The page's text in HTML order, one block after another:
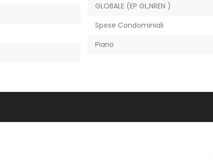
GLOBALE (EP GL,NREN )
Spese Condominiali
Piano